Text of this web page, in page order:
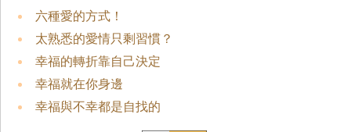
六種愛的方式！
太熟悉的愛情只剩習慣？
幸福的轉折靠自己決定
幸福就在你身邊
幸福與不幸都是自找的